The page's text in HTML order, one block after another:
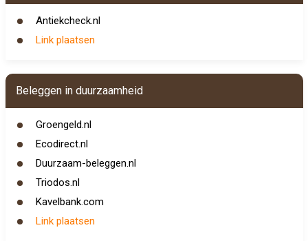
Antiekcheck.nl
Link plaatsen
Beleggen in duurzaamheid
Groengeld.nl
Ecodirect.nl
Duurzaam-beleggen.nl
Triodos.nl
Kavelbank.com
Link plaatsen